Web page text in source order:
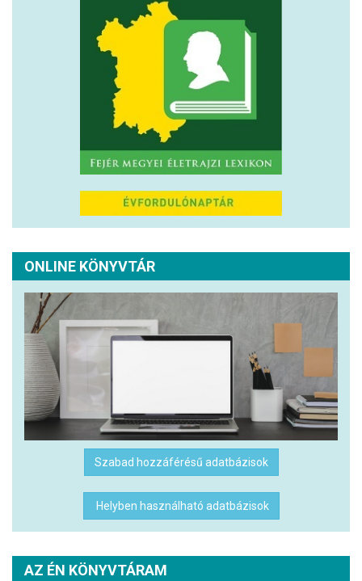
ONLINE KÖNYVTÁR
Szabad hozzáférésű adatbázisok
Helyben használható adatbázisok
AZ ÉN KÖNYVTÁRAM